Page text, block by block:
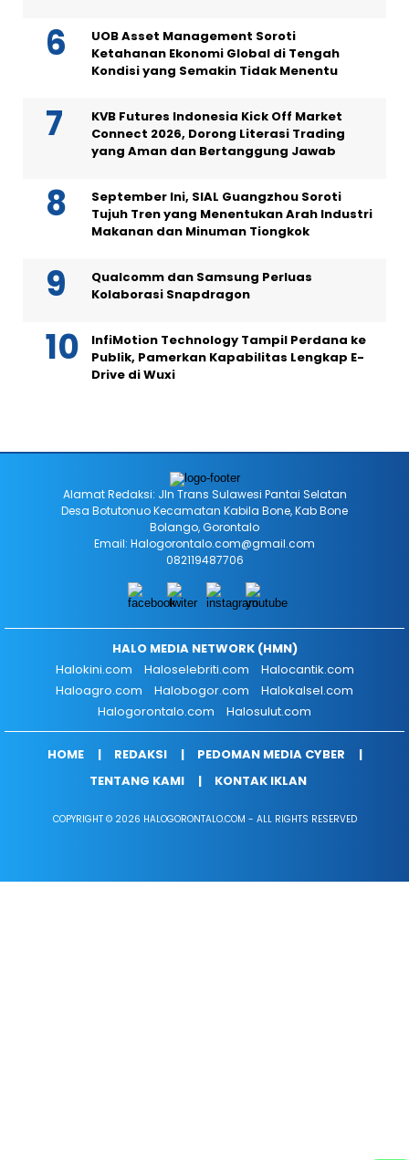
UOB Asset Management Soroti
Ketahanan Ekonomi Global di Tengah
Kondisi yang Semakin Tidak Menentu
KVB Futures Indonesia Kick Off Market
Connect 2026, Dorong Literasi Trading
yang Aman dan Bertanggung Jawab
September Ini, SIAL Guangzhou Soroti
Tujuh Tren yang Menentukan Arah Industri
Makanan dan Minuman Tiongkok
Qualcomm dan Samsung Perluas
Kolaborasi Snapdragon
InfiMotion Technology Tampil Perdana ke
Publik, Pamerkan Kapabilitas Lengkap E-
Drive di Wuxi
Alamat Redaksi: Jln Trans Sulawesi Pantai Selatan
Desa Botutonuo Kecamatan Kabila Bone, Kab Bone
Bolango, Gorontalo
Email: Halogorontalo.com@gmail.com
082119487706
HALO MEDIA NETWORK (HMN)
Halokini.com
Haloselebriti.com
Halocantik.com
Haloagro.com
Halobogor.com
Halokalsel.com
Halogorontalo.com
Halosulut.com
HOME REDAKSI
PEDOMAN MEDIA CYBER
TENTANG KAMI
KONTAK IKLAN
COPYRIGHT © 2026 HALOGORONTALO.COM - ALL RIGHTS RESERVED